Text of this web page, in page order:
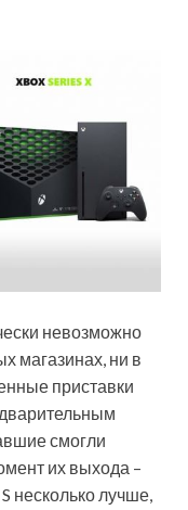
невозможно
магазинах, ни в
приставки
смогли
их выхода –
несколько лучше,